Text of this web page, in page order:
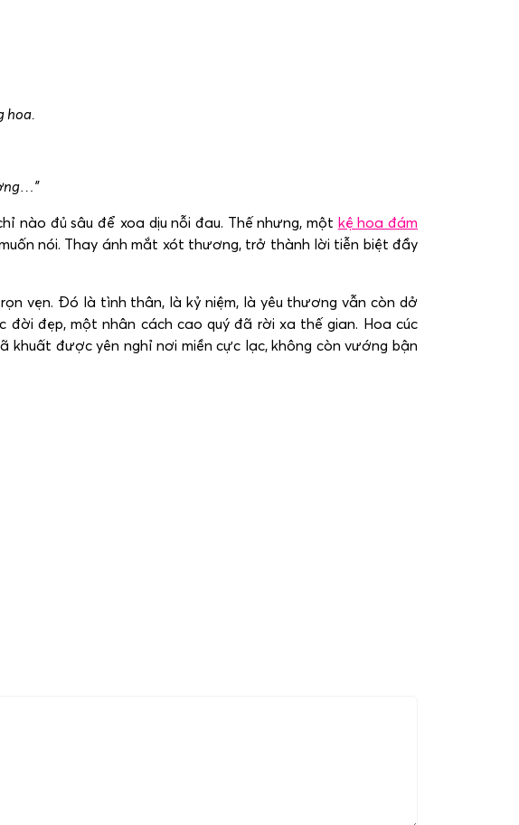
hoa.
nào đủ sâu để xoa dịu nỗi đau. Thế nhưng, một kệ hoa đám
nói. Thay ánh mắt xót thương, trở thành lời tiễn biệt đầy
vẹn. Đó là tình thân, là kỷ niệm, là yêu thương vẫn còn dở
đẹp, một nhân cách cao quý đã rời xa thế gian. Hoa cúc
được yên nghỉ nơi miền cực lạc, không còn vướng bận